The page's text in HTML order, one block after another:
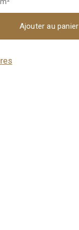
Ajouter au panier